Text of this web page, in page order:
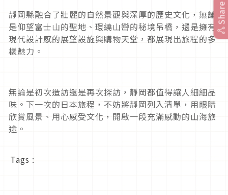
靜岡縣融合了壯麗的自然景觀與深厚的歷史文化，無論
是仰望富士山的聖地、環繞山巒的秘境吊橋，還是擁有
現代設計感的展望設施與購物天堂，都展現出旅程的多
樣魅力。
無論是初次造訪還是再次探訪，靜岡都值得讓人細細品
味。下一次的日本旅程，不妨將靜岡列入清單，用眼睛
欣賞風景、用心感受文化，開啟一段充滿感動的山海旅
途。
Tags :
Share